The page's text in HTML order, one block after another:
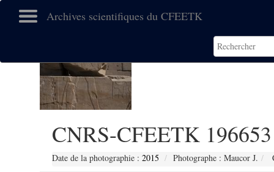
Archives scientifiques du CFEETK
CNRS-CFEETK 196653
Date de la photographie : 2015 Photographe : Maucor J.